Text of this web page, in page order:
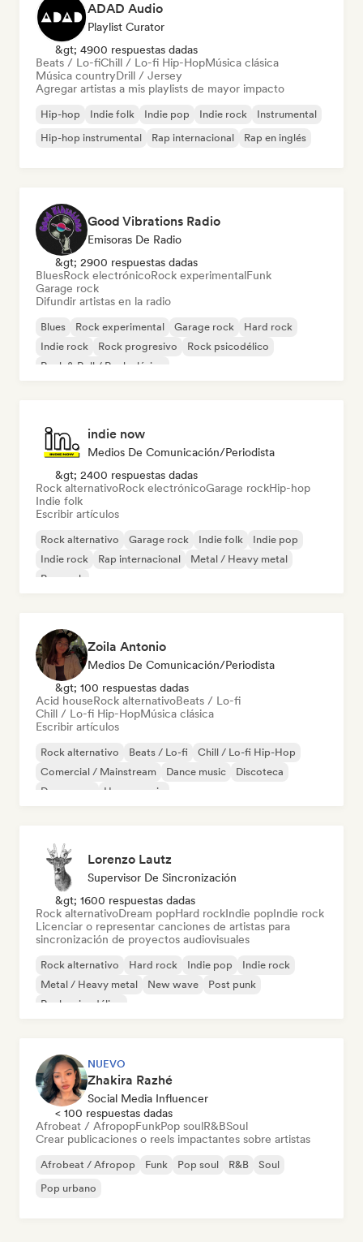
ADAD Audio
Playlist Curator
&gt; 4900 respuestas dadas
Beats / Lo-fiChill / Lo-fi Hip-HopMúsica clásica
Música countryDrill / Jersey
Agregar artistas a mis playlists de mayor impacto
Hip-hop Indie folk Indie pop Indie rock
Instrumental
Hip-hop instrumental
Rap internacional Rap en inglés
Good Vibrations Radio
Emisoras De Radio
&gt; 2900 respuestas dadas
BluesRock electrónicoRock experimentalFunk
Garage rock
Difundir artistas en la radio
Blues Rock experimental Garage rock
Hard rock
Indie rock
Rock progresivo
Rock psicodélico
Rock & Roll / Rock clásico
indie now
Medios De Comunicación/Periodista
&gt; 2400 respuestas dadas
Rock alternativoRock electrónicoGarage rockHip-hop
Indie folk
Escribir artículos
Rock alternativo Garage rock Indie folk
Indie pop
Indie rock
Rap internacional
Metal / Heavy metal
Pop rock
Zoila Antonio
Medios De Comunicación/Periodista
&gt; 100 respuestas dadas
Acid houseRock alternativoBeats / Lo-fi
Chill / Lo-fi Hip-HopMúsica clásica
Escribir artículos
Rock alternativo Beats / Lo-fi
Chill / Lo-fi Hip-Hop
Comercial / Mainstream
Dance music
Discoteca
Dream pop
House music
Lorenzo Lautz
Supervisor De Sincronización
&gt; 1600 respuestas dadas
Rock alternativoDream popHard rockIndie popIndie rock
Licenciar o representar canciones de artistas para
sincronización de proyectos audiovisuales
Rock alternativo Hard rock Indie pop
Indie rock
Metal / Heavy metal
New wave
Post punk
Rock psicodélico
NUEVO
Zhakira Razhé
Social Media Influencer
< 100 respuestas dadas
Afrobeat / AfropopFunkPop soulR&BSoul
Crear publicaciones o reels impactantes sobre artistas
Afrobeat / Afropop Funk Pop soul R&B
Soul
Pop urbano